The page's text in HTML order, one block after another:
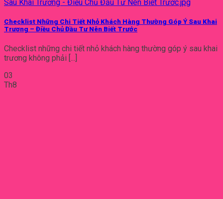
Checklist Những Chi Tiết Nhỏ Khách Hàng Thường Góp Ý Sau Khai
Trương – Điều Chủ Đầu Tư Nên Biết Trước
Checklist những chi tiết nhỏ khách hàng thường góp ý sau khai
trương không phải [...]
03
Th8